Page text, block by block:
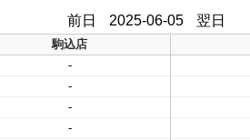
前日 2025-06-05 翌日
駒込店
-
-
-
-